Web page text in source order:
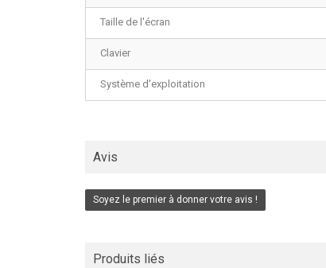
Taille de l'écran
Clavier
Système d'exploitation
Avis
Soyez le premier à donner votre avis !
Produits liés